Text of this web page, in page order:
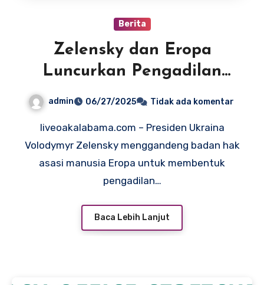
Berita
Zelensky dan Eropa
Luncurkan Pengadilan
Internasional untuk Adili
Kejahatan Perang
admin 06/27/2025 Tidak ada komentar
liveoakalabama.com – Presiden Ukraina
Volodymyr Zelensky menggandeng badan hak
asasi manusia Eropa untuk membentuk
pengadilan…
Baca Lebih Lanjut